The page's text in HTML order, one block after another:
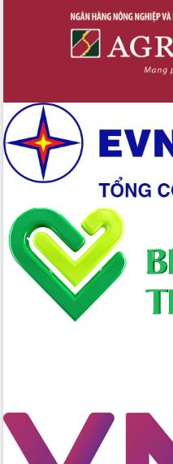
Nâng cao hiệu lực, hiệu quả HĐND
tỉnh thông qua hiện đại hóa hành chính
Xã Ea Phê gắn cải cách hành chính với
Hồ Thị Nguyên Thảo làm việc tại Trung
tâm Phục vụ hành chính công xã Ea
Xây dựng nền hành chính số đồng
hành cùng nông dân dân, doanh nghiệp
Giai đoạn 2026-2030, Đắk Lắk phấn
đấu có 77% xã đạt chuẩn nông thôn
mới
Chuyển đổi số 'mở đường' cho nông
nghiệp Đắk Lắk tăng trưởng bứt phá
Triển khai đồng bộ đo đạc, lập hồ sơ
địa chính, hoàn thiện cơ sở dữ liệu đất
Đắk Lắk đẩy mạnh nuôi biển công
nghệ, hướng tới phát triển thủy sản
bền vững